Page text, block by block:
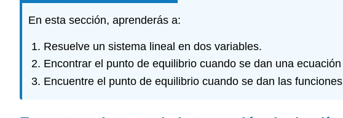
En esta sección, aprenderás a:
Resuelve un sistema lineal en dos variables.
Encontrar el punto de equilibrio cuando se dan una
Encuentre el punto de equilibrio cuando se dan las